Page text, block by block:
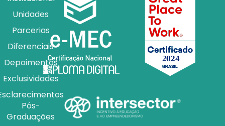
Unidades
Parcerias
Diferenciais
Depoimentos
Exclusividades
Pós-
Graduações